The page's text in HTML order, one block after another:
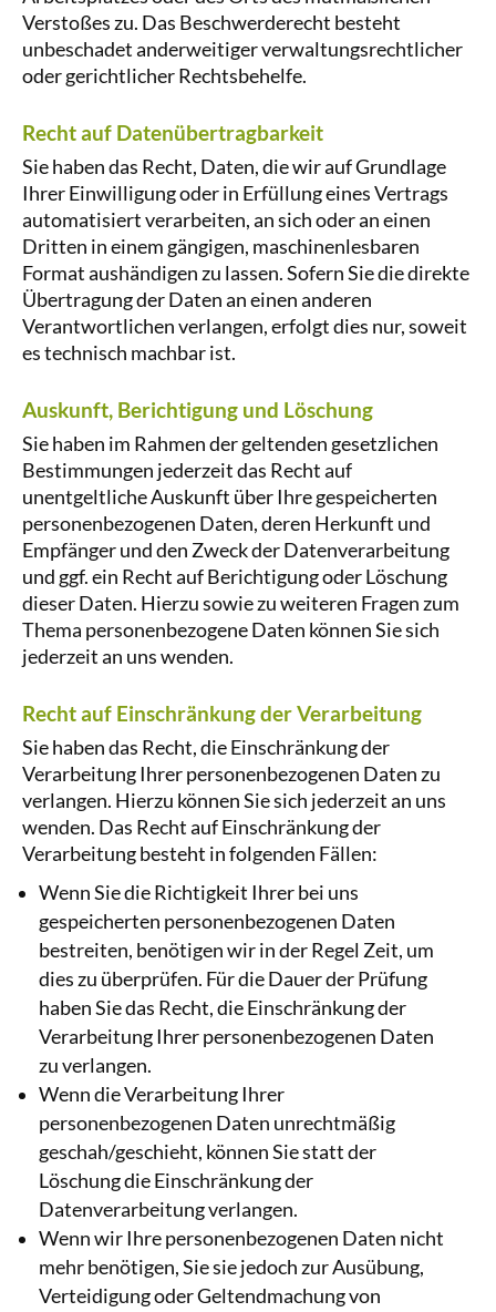
Verstoßes zu. Das Beschwerderecht besteht
unbeschadet anderweitiger verwaltungsrechtlicher
oder gerichtlicher Rechtsbehelfe.
Recht auf Daten­übertrag­barkeit
Sie haben das Recht, Daten, die wir auf Grundlage
Ihrer Einwilligung oder in Erfüllung eines Vertrags
automatisiert verarbeiten, an sich oder an einen
Dritten in einem gängigen, maschinenlesbaren
Format aushändigen zu lassen. Sofern Sie die direkte
Übertragung der Daten an einen anderen
Verantwortlichen verlangen, erfolgt dies nur, soweit
es technisch machbar ist.
Auskunft, Berichtigung und Löschung
Sie haben im Rahmen der geltenden gesetzlichen
Bestimmungen jederzeit das Recht auf
unentgeltliche Auskunft über Ihre gespeicherten
personenbezogenen Daten, deren Herkunft und
Empfänger und den Zweck der Datenverarbeitung
und ggf. ein Recht auf Berichtigung oder Löschung
dieser Daten. Hierzu sowie zu weiteren Fragen zum
Thema personenbezogene Daten können Sie sich
jederzeit an uns wenden.
Recht auf Einschränkung der Verarbeitung
Sie haben das Recht, die Einschränkung der
Verarbeitung Ihrer personenbezogenen Daten zu
verlangen. Hierzu können Sie sich jederzeit an uns
wenden. Das Recht auf Einschränkung der
Verarbeitung besteht in folgenden Fällen:
Wenn Sie die Richtigkeit Ihrer bei uns
gespeicherten personenbezogenen Daten
bestreiten, benötigen wir in der Regel Zeit, um
dies zu überprüfen. Für die Dauer der Prüfung
haben Sie das Recht, die Einschränkung der
Verarbeitung Ihrer personenbezogenen Daten
zu verlangen.
Wenn die Verarbeitung Ihrer
personenbezogenen Daten unrechtmäßig
geschah/geschieht, können Sie statt der
Löschung die Einschränkung der
Datenverarbeitung verlangen.
Wenn wir Ihre personenbezogenen Daten nicht
mehr benötigen, Sie sie jedoch zur Ausübung,
Verteidigung oder Geltendmachung von